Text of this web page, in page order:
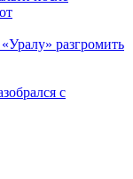
разгромить
с